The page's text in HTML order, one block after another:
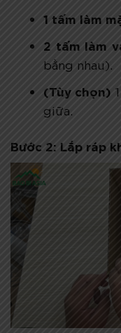
1 tấm làm
2 tấm làm
bằng nhau).
(Tùy chọn)
giữa.
Bước 2: Lắp ráp